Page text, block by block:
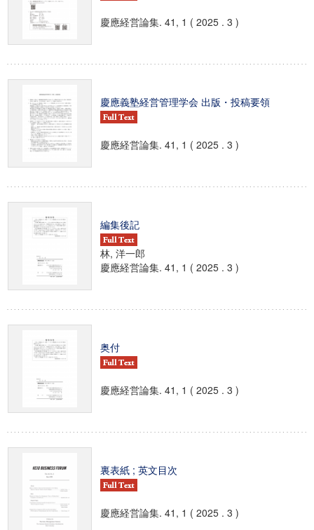
慶應経営論集. 41, 1 ( 2025 . 3 )
慶應義塾経営管理学会 出版・投稿要領
慶應経営論集. 41, 1 ( 2025 . 3 )
編集後記
林, 洋一郎
慶應経営論集. 41, 1 ( 2025 . 3 )
奥付
慶應経営論集. 41, 1 ( 2025 . 3 )
裏表紙 ; 英文目次
慶應経営論集. 41, 1 ( 2025 . 3 )